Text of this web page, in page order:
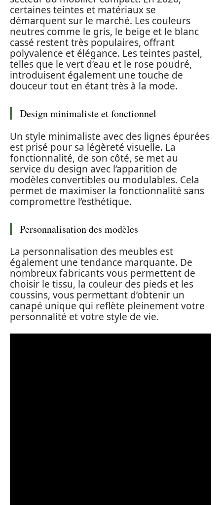
certaines teintes et matériaux se
démarquent sur le marché. Les couleurs
neutres comme le gris, le beige et le blanc
cassé restent très populaires, offrant
polyvalence et élégance. Les teintes pastel,
telles que le vert d’eau et le rose poudré,
introduisent également une touche de
douceur tout en étant très à la mode.
Design minimaliste et fonctionnel
Un style minimaliste avec des lignes épurées
est prisé pour sa légèreté visuelle. La
fonctionnalité, de son côté, se met au
service du design avec l’apparition de
modèles convertibles ou modulables. Cela
permet de maximiser la fonctionnalité sans
compromettre l’esthétique.
Personnalisation des modèles
La personnalisation des meubles est
également une tendance marquante. De
nombreux fabricants vous permettent de
choisir le tissu, la couleur des pieds et les
coussins, vous permettant d’obtenir un
canapé unique qui reflète pleinement votre
personnalité et votre style de vie.